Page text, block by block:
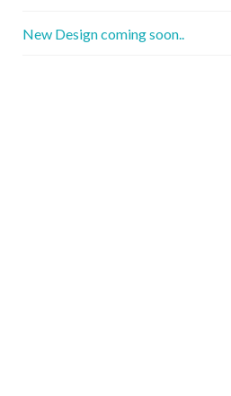
New Design coming soon..